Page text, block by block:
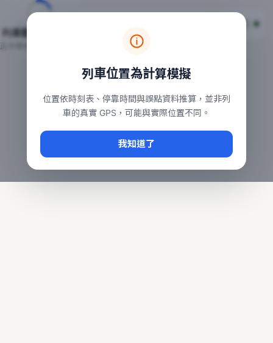
台鐵列車即時位置地圖
本頁顯示目前全台鐵運行中的列車位置，涵蓋自強、普悠瑪、
常用查詢：
、台中車站即時動態
台鐵即時動態
列車位置為計算模擬
位置依時刻表、停靠時間與誤點資料推算，並非列
車的真實 GPS，可能與實際位置不同。
我知道了
列車動態載入中…